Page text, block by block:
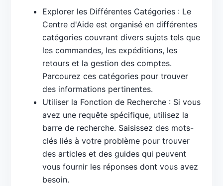
Explorer les Différentes Catégories : Le
Centre d'Aide est organisé en différentes
catégories couvrant divers sujets tels que
les commandes, les expéditions, les
retours et la gestion des comptes.
Parcourez ces catégories pour trouver
des informations pertinentes.
Utiliser la Fonction de Recherche : Si vous
avez une requête spécifique, utilisez la
barre de recherche. Saisissez des mots-
clés liés à votre problème pour trouver
des articles et des guides qui peuvent
vous fournir les réponses dont vous avez
besoin.